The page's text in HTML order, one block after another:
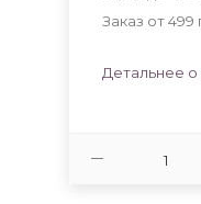
Заказ от 499
Детальнее о